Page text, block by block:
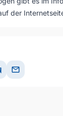
der
mail